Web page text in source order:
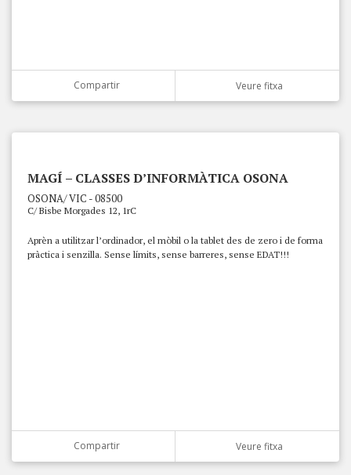
Compartir Veure fitxa
MAGÍ – CLASSES D’INFORMÀTICA OSONA
OSONA/ VIC - 08500
C/ Bisbe Morgades 12, 1rC
Aprèn a utilitzar l’ordinador, el mòbil o la tablet des de zero i de forma
pràctica i senzilla. Sense límits, sense barreres, sense EDAT!!!
Compartir Veure fitxa